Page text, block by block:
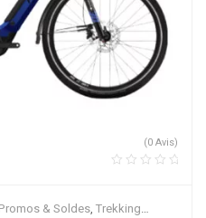
(0 Avis)
Promos & Soldes, Trekking